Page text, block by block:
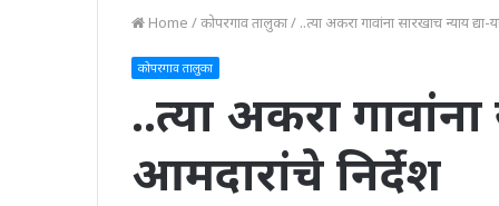
Home /कोपरगाव तालुका/ ..त्या अकरा गावांना सारखाच न्याय
कोपरगाव तालुका
..त्या अकरा गावांना
आमदारांचे निर्देश